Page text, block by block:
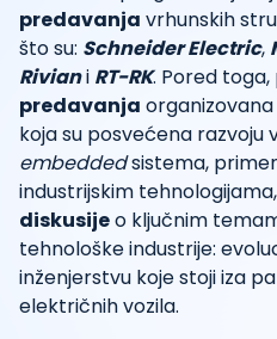
predavanja vrhunskih
što su: Schneider Electric,
Riviani RT-RK. Pored
predavanja
koja su posvećena razvoju
embeddedsistema,
industrijskim
diskusijeo ključnim
tehnološke industrije:
inženjerstvu koje stoji iza
električnih vozila.